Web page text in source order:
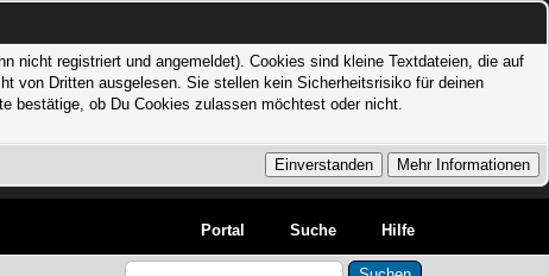
nicht registriert und angemeldet). Cookies sind kleine Textdateien, die auf
von Dritten ausgelesen. Sie stellen kein Sicherheitsrisiko für deinen
bestätige, ob Du Cookies zulassen möchtest oder nicht.
Portal Suche Hilfe